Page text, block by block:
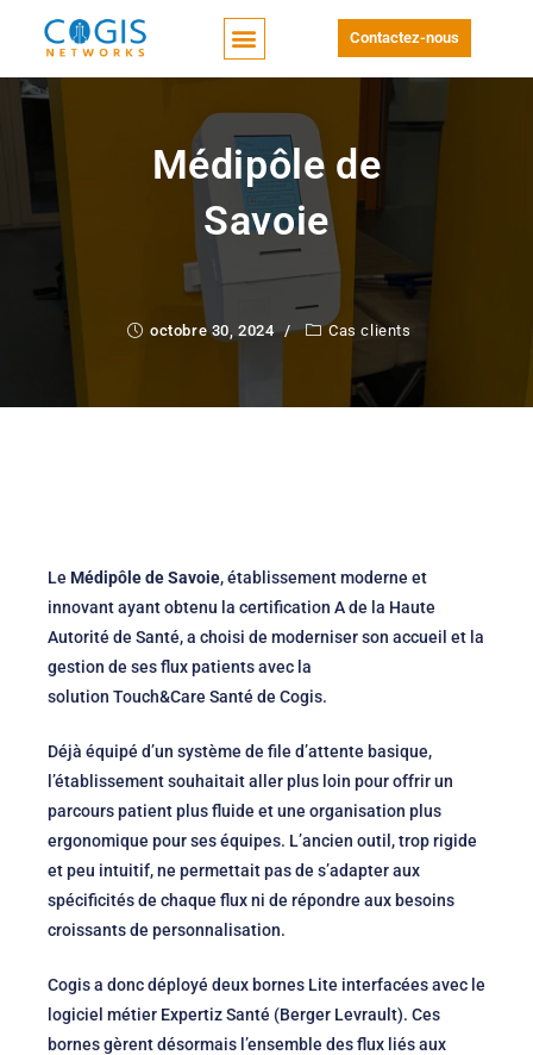
Contactez-nous
Médipôle de
Savoie
octobre 30, 2024 Cas clients
Le Médipôle de Savoie, établissement moderne et
innovant ayant obtenu la certification A de la Haute
Autorité de Santé, a choisi de moderniser son accueil et la
gestion de ses flux patients avec la
solution Touch&Care Santé de Cogis.
Déjà équipé d’un système de file d’attente basique,
l’établissement souhaitait aller plus loin pour offrir un
parcours patient plus fluide et une organisation plus
ergonomique pour ses équipes. L’ancien outil, trop rigide
et peu intuitif, ne permettait pas de s’adapter aux
spécificités de chaque flux ni de répondre aux besoins
croissants de personnalisation.
Cogis a donc déployé deux bornes Lite interfacées avec le
logiciel métier Expertiz Santé (Berger Levrault). Ces
bornes gèrent désormais l’ensemble des flux liés aux